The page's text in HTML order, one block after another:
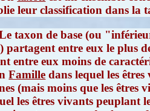
leur classification dans la
taxon de base (ou
partagent entre eux le plus
entre eux moins de
Famille dans lequel les
(mais moins que les êtres
les êtres vivants peuplant